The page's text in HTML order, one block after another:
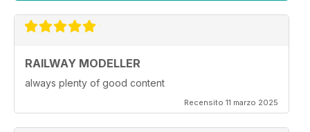
RAILWAY MODELLER
always plenty of good content
Recensito 11 marzo 2025